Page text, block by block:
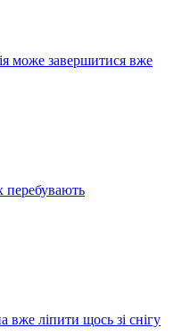
може завершитися вже
перебувають
вже ліпити щось зі снігу